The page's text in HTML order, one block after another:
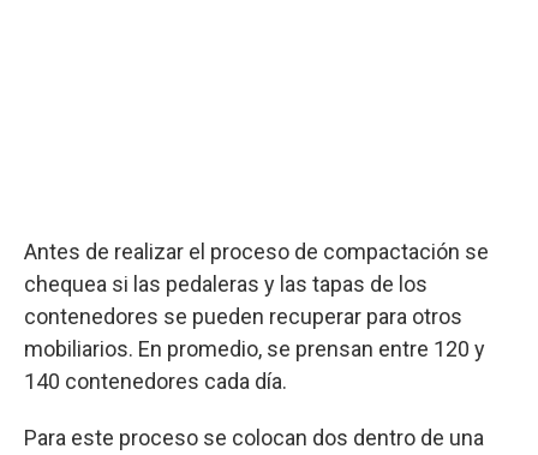
Antes de realizar el proceso de compactación se
chequea si las pedaleras y las tapas de los
contenedores se pueden recuperar para otros
mobiliarios. En promedio, se prensan entre 120 y
140 contenedores cada día.
Para este proceso se colocan dos dentro de una